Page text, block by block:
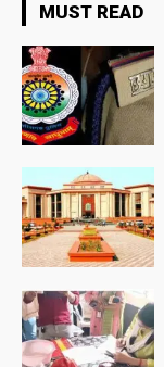
MUST READ